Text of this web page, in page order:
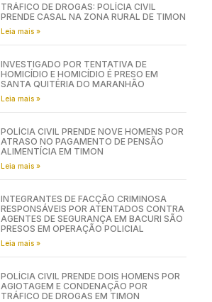
TRÁFICO DE DROGAS: POLÍCIA CIVIL
PRENDE CASAL NA ZONA RURAL DE TIMON
Leia mais »
INVESTIGADO POR TENTATIVA DE
HOMICÍDIO E HOMICÍDIO É PRESO EM
SANTA QUITÉRIA DO MARANHÃO
Leia mais »
POLÍCIA CIVIL PRENDE NOVE HOMENS POR
ATRASO NO PAGAMENTO DE PENSÃO
ALIMENTÍCIA EM TIMON
Leia mais »
INTEGRANTES DE FACÇÃO CRIMINOSA
RESPONSÁVEIS POR ATENTADOS CONTRA
AGENTES DE SEGURANÇA EM BACURI SÃO
PRESOS EM OPERAÇÃO POLICIAL
Leia mais »
POLÍCIA CIVIL PRENDE DOIS HOMENS POR
AGIOTAGEM E CONDENAÇÃO POR
TRÁFICO DE DROGAS EM TIMON